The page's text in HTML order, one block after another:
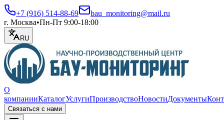
+7 (916) 514-88-69
bau_monitoring@mail.ru
г. Москва•Пн-Пт 9:00-18:00
RU
О
компанииКаталогУслугиПроизводствоНовостиДокументы
Связаться с нами